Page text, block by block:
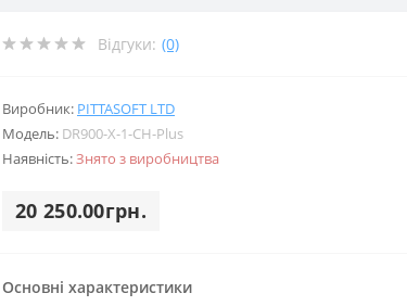
Відгуки: (0)
Виробник: PITTASOFT LTD
Модель: DR900-X-1-CH-Plus
Наявність:Знято з виробництва
20 250.00грн.
Основні характеристики